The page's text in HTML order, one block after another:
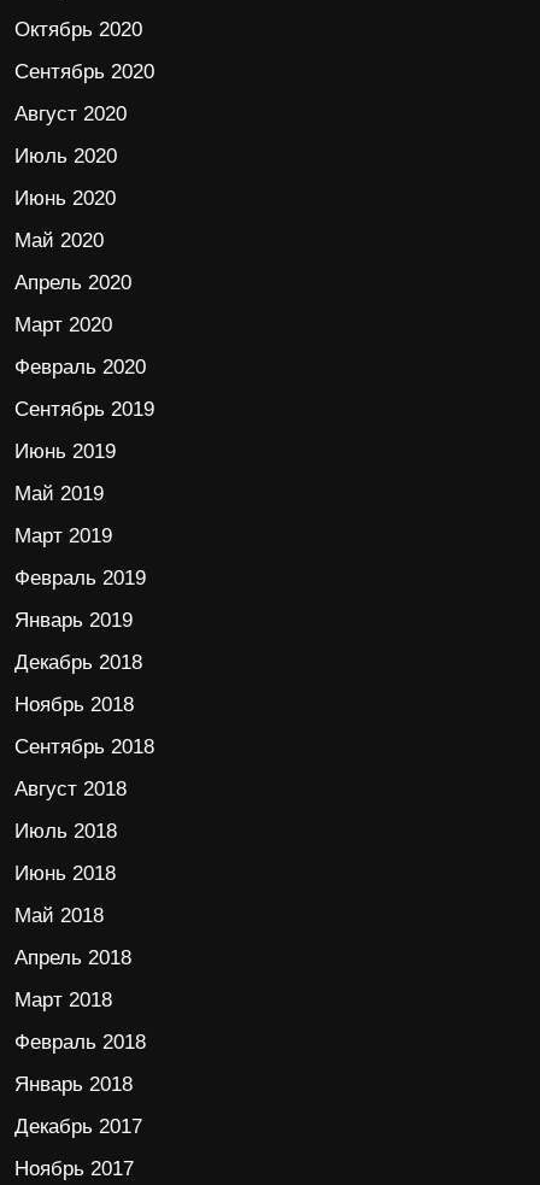
Октябрь 2020
Сентябрь 2020
Август 2020
Июль 2020
Июнь 2020
Май 2020
Апрель 2020
Март 2020
Февраль 2020
Сентябрь 2019
Июнь 2019
Май 2019
Март 2019
Февраль 2019
Январь 2019
Декабрь 2018
Ноябрь 2018
Сентябрь 2018
Август 2018
Июль 2018
Июнь 2018
Май 2018
Апрель 2018
Март 2018
Февраль 2018
Январь 2018
Декабрь 2017
Ноябрь 2017